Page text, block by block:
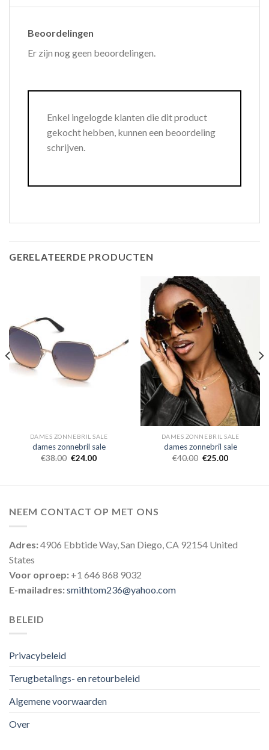
Beoordelingen
Er zijn nog geen beoordelingen.
Enkel ingelogde klanten die dit product
gekocht hebben, kunnen een beoordeling
schrijven.
GERELATEERDE PRODUCTEN
DAMES ZONNEBRIL SALE
dames zonnebril sale
€38.00 €24.00
DAMES ZONNEBRIL SALE
dames zonnebril sale
€40.00 €25.00
NEEM CONTACT OP MET ONS
Adres:4906 Ebbtide Way, San Diego, CA 92154 United
States
Voor oproep: +1 646 868 9032
E-mailadres:smithtom236@yahoo.com
BELEID
Privacybeleid
Terugbetalings- en retourbeleid
Algemene voorwaarden
Over